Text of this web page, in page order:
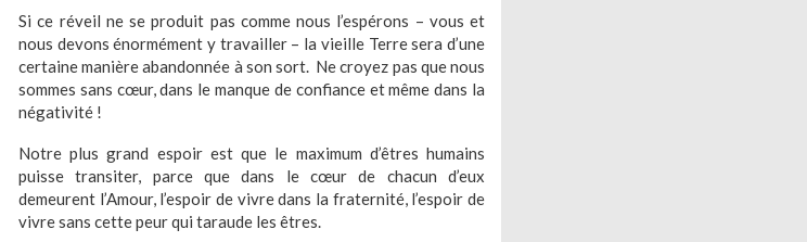
Si ce réveil ne se produit pas comme nous l’espérons – vous et
nous devons énormément y travailler – la vieille Terre sera d’une
certaine manière abandonnée à son sort. Ne croyez pas que nous
sommes sans cœur, dans le manque de confiance et même dans la
négativité !
Notre plus grand espoir est que le maximum d’êtres humains
puisse transiter, parce que dans le cœur de chacun d’eux
demeurent l’Amour, l’espoir de vivre dans la fraternité, l’espoir de
vivre sans cette peur qui taraude les êtres.